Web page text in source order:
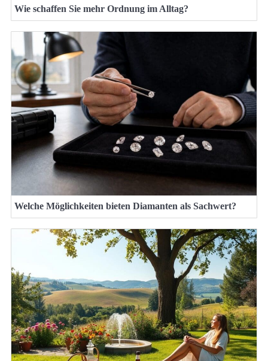
Wie schaffen Sie mehr Ordnung im Alltag?
Welche Möglichkeiten bieten Diamanten als Sachwert?